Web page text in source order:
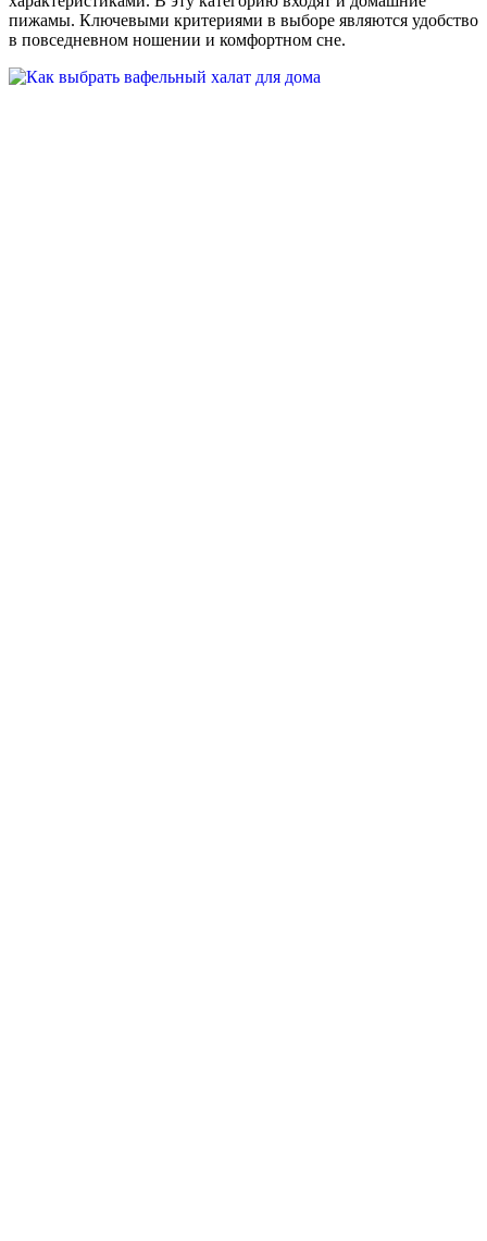
пижамы. Ключевыми критериями в выборе являются удобство
в повседневном ношении и комфортном сне.